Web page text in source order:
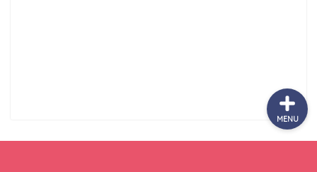
MENU